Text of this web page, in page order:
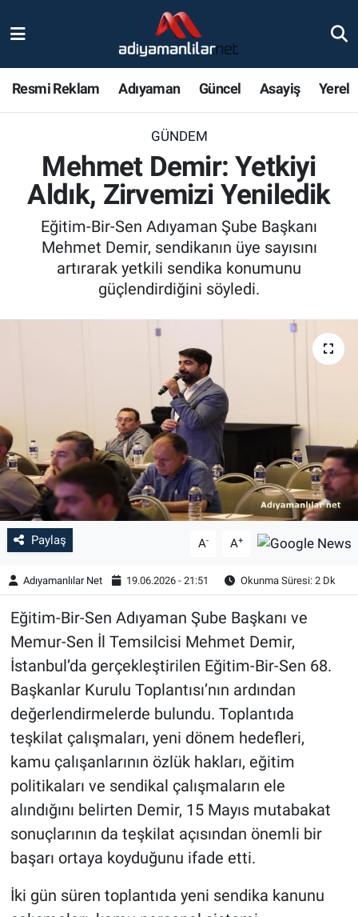
Resmi Reklam Adıyaman Güncel Asayiş Yerel
GÜNDEM
Mehmet Demir: Yetkiyi
Aldık, Zirvemizi Yeniledik
Eğitim-Bir-Sen Adıyaman Şube Başkanı
Mehmet Demir, sendikanın üye sayısını
artırarak yetkili sendika konumunu
güçlendirdiğini söyledi.
Paylaş A- A+
Adıyamanlılar Net 19.06.2026 - 21:51 Okunma Süresi: 2 Dk
Eğitim-Bir-Sen Adıyaman Şube Başkanı ve
Memur-Sen İl Temsilcisi Mehmet Demir,
İstanbul’da gerçekleştirilen Eğitim-Bir-Sen 68.
Başkanlar Kurulu Toplantısı’nın ardından
değerlendirmelerde bulundu. Toplantıda
teşkilat çalışmaları, yeni dönem hedefleri,
kamu çalışanlarının özlük hakları, eğitim
politikaları ve sendikal çalışmaların ele
alındığını belirten Demir, 15 Mayıs mutabakat
sonuçlarının da teşkilat açısından önemli bir
başarı ortaya koyduğunu ifade etti.
İki gün süren toplantıda yeni sendika kanunu
Magazin
Bölge Haberleri
Gündem
Kültür Sanat
Eğitim
Ekonomi
Yaşam
Çevre
BİLİM VE TEKNOLOJİ
Şambayat Haber
Nöbetçi Eczaneler
Adiyaman Namaz Vakitleri
Trafik Durumu
Süper Lig Puan Durumu ve Fikstür
Tüm Manşetler